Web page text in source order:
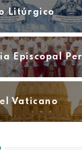
Litúrgico
Episcopal
Vaticano